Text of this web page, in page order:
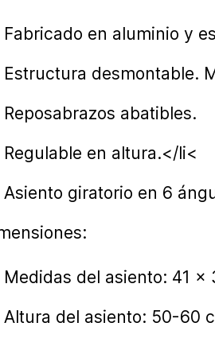
Fabricado en aluminio y
Estructura desmontable.
Reposabrazos abatibles.
Regulable en altura.</li<
Asiento giratorio en 6
Medidas del asiento: 41 x
Altura del asiento: 50-60